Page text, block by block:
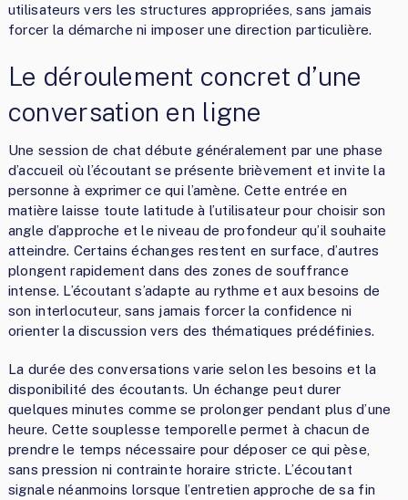
utilisateurs vers les structures appropriées, sans jamais
forcer la démarche ni imposer une direction particulière.
Le déroulement concret d’une
conversation en ligne
Une session de chat débute généralement par une phase
d’accueil où l’écoutant se présente brièvement et invite la
personne à exprimer ce qui l’amène. Cette entrée en
matière laisse toute latitude à l’utilisateur pour choisir son
angle d’approche et le niveau de profondeur qu’il souhaite
atteindre. Certains échanges restent en surface, d’autres
plongent rapidement dans des zones de souffrance
intense. L’écoutant s’adapte au rythme et aux besoins de
son interlocuteur, sans jamais forcer la confidence ni
orienter la discussion vers des thématiques prédéfinies.
La durée des conversations varie selon les besoins et la
disponibilité des écoutants. Un échange peut durer
quelques minutes comme se prolonger pendant plus d’une
heure. Cette souplesse temporelle permet à chacun de
prendre le temps nécessaire pour déposer ce qui pèse,
sans pression ni contrainte horaire stricte. L’écoutant
signale néanmoins lorsque l’entretien approche de sa fin